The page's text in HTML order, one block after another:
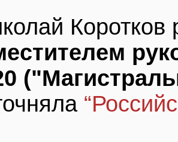
Коротков